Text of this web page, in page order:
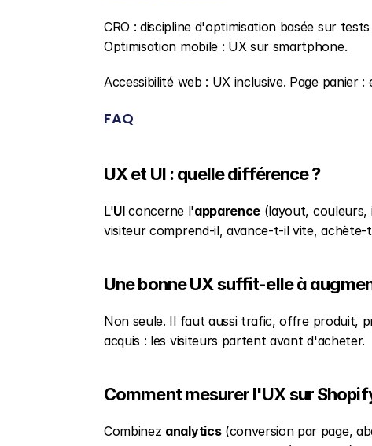
CRO : discipline d'optimisation basée sur
Optimisation mobile : UX sur smartphone.
Accessibilité web : UX inclusive. Page panier
FAQ
UX et UI : quelle différence ?
L'UI concerne l'apparence (layout, couleurs,
visiteur comprend-il, avance-t-il vite,
Une bonne UX suffit-elle à
Non seule. Il faut aussi trafic, offre produit,
acquis : les visiteurs partent avant d'acheter.
Comment mesurer l'UX sur
Combinez analytics (conversion par page,